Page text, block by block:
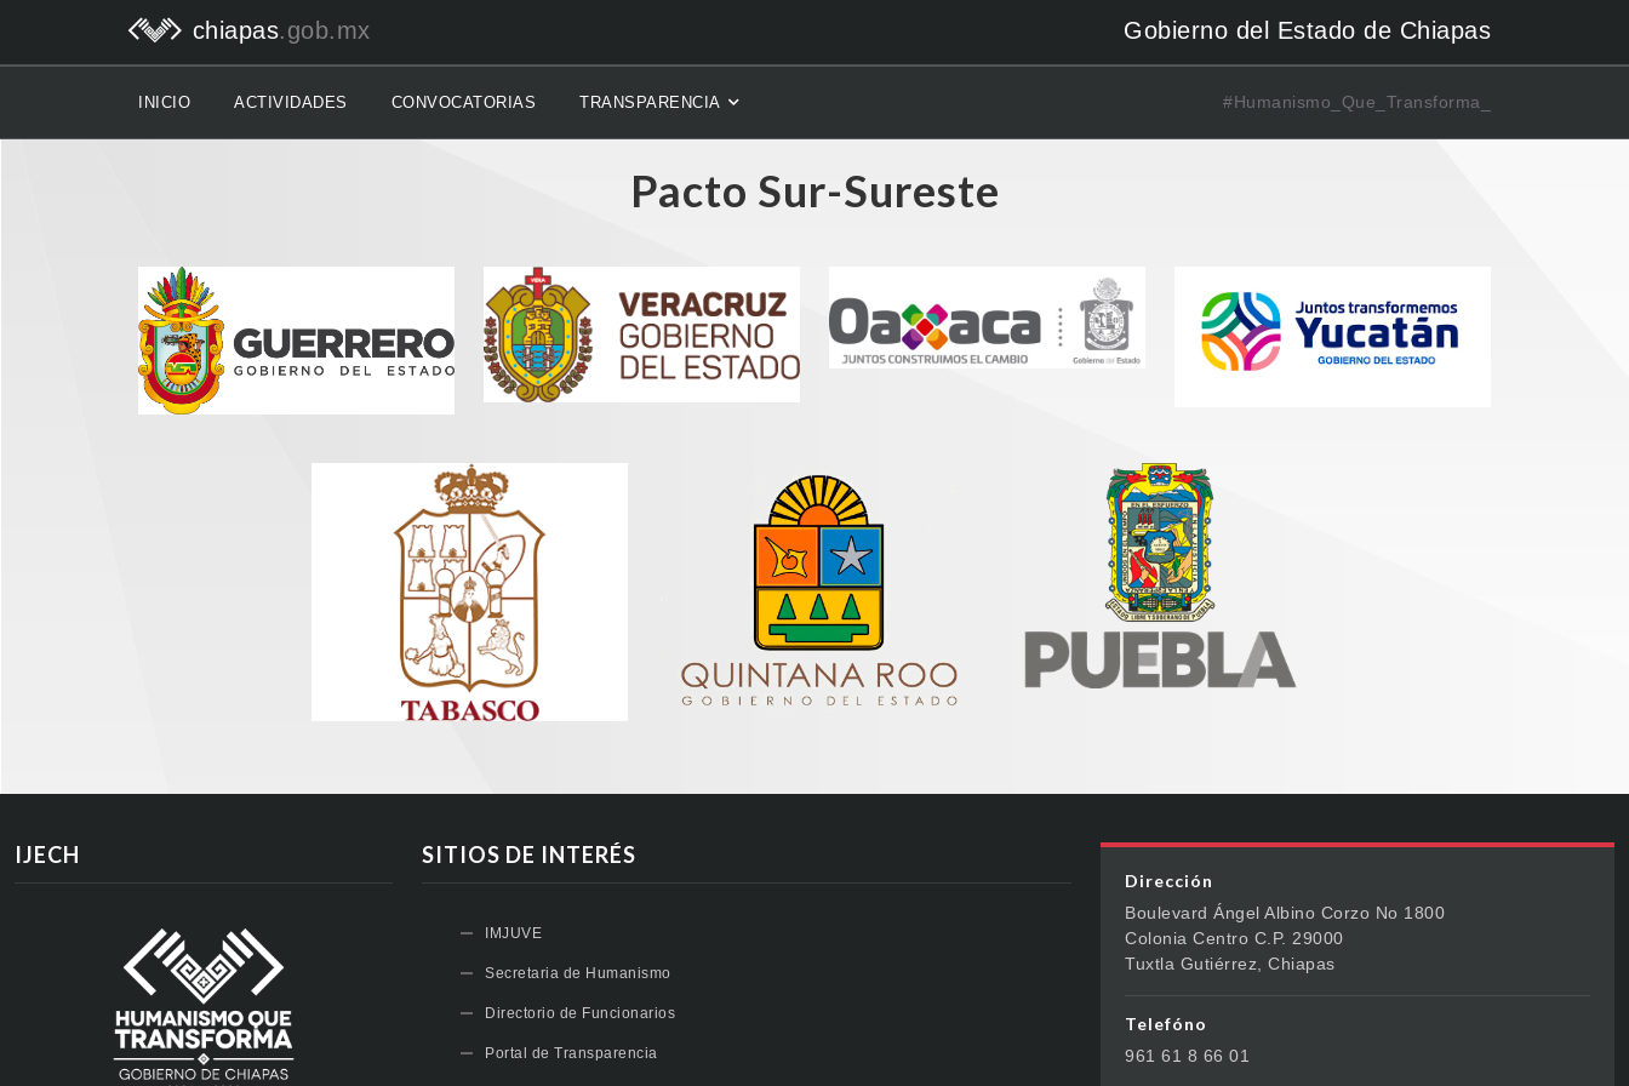
chiapas.gob.mx Gobierno del Estado de Chiapas
INICIO ACTIVIDADES CONVOCATORIAS TRANSPARENCIA #Humanismo_Que_Transforma_
Pacto Sur-Sureste
IJECH SITIOS DE INTERÉS
IMJUVE
Secretaria de Humanismo
Directorio de Funcionarios
Portal de Transparencia
Dirección
Boulevard Ángel Albino Corzo No 1800
Colonia Centro C.P. 29000
Tuxtla Gutiérrez, Chiapas
Telefóno
961 61 8 66 01